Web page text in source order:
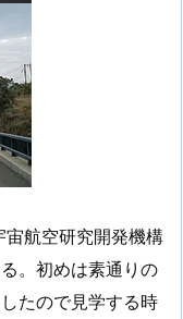
航空研究開発機構
。初めは素通りの
たので見学する時